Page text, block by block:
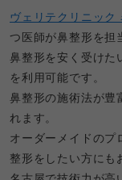
ヴェリテクリニック
つ医師が鼻整形を担
鼻整形を安く受けた
を利用可能です。
鼻整形の施術法が豊
れます。
オーダーメイドのプ
整形をしたい方にも